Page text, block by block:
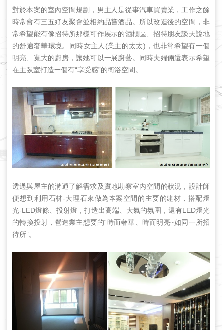
對於本案的室內空間規劃，男主人是從事汽車買賣業，工作之餘
時常會有三五好友聚會並相約品嘗酒品。所以改造後的空間，非
常希望能有像招待所那樣可作展示的酒櫃區、招待朋友談天說地
的舒適奢華環境。同時女主人(業主的太太)，也非常希望有一個
明亮、寬大的廚房，讓她可以一展廚藝。同時夫婦倆還表示希望
在主臥室打造一個有“享受感”的衛浴空間。
透過與屋主的溝通了解需求及實地勘察室內空間的狀況，設計師
便想到利用石材-大理石來做為本案空間的主要的建材，搭配燈
光-LED燈條、投射燈，打造出高端、大氣的氛圍，還有LED燈光
的轉換投射，營造業主想要的“時而奢華、時而明亮~如同一所招
待所”。